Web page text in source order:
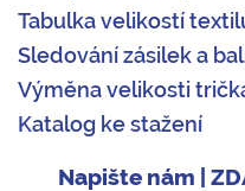
Tabulka velikostí
Sledování zásilek a
Výměna velikosti
Katalog ke stažení
Napište nám |